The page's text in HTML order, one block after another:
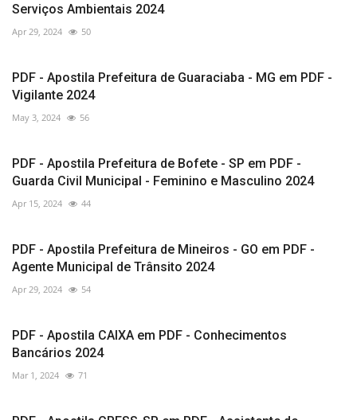
Serviços Ambientais 2024
Apr 29, 2024 50
PDF - Apostila Prefeitura de Guaraciaba - MG em PDF -
Vigilante 2024
May 3, 2024 56
PDF - Apostila Prefeitura de Bofete - SP em PDF -
Guarda Civil Municipal - Feminino e Masculino 2024
Apr 15, 2024 44
PDF - Apostila Prefeitura de Mineiros - GO em PDF -
Agente Municipal de Trânsito 2024
Apr 29, 2024 54
PDF - Apostila CAIXA em PDF - Conhecimentos
Bancários 2024
Mar 1, 2024 71